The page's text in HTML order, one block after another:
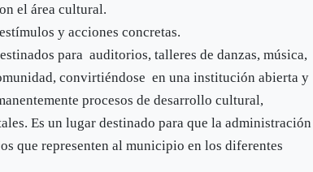
el área cultural.
y acciones concretas.
para auditorios, talleres de danzas, música,
convirtiéndose en una institución abierta y
procesos de desarrollo cultural,
Es un lugar destinado para que la administración
que representen al municipio en los diferentes